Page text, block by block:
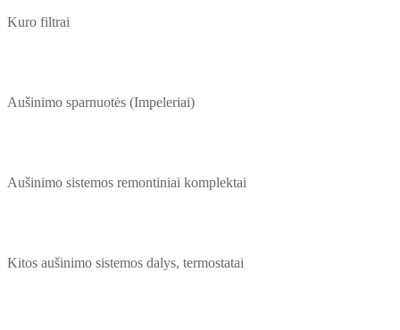
Kuro filtrai
Aušinimo sparnuotės (Impeleriai)
Aušinimo sistemos remontiniai komplektai
Kitos aušinimo sistemos dalys, termostatai